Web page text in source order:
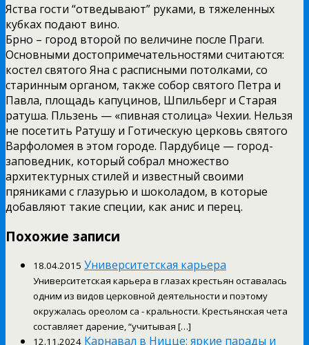
Яства гости “отведывают” руками, в тяжеленных
кубках подают вино.
Брно – город второй по величине после Праги.
Основными достопримечательностями считаются:
костел святого Яна с расписными потолками, со
старинным органом, также собор святого Петра и
Павла, площадь капуцинов, Шпильберг и Старая
ратуша. Пльзень — «пивная столица» Чехии. Нельзя
не посетить Ратушу и Готическую церковь святого
Варфоломея в этом городе. Пардубице — город-
заповедник, который собрал множество
архитектурных стилей и известный своими
пряниками с глазурью и шоколадом, в которые
добавляют такие специи, как анис и перец.
Похожие записи
18.04.2015 Университетская карьера
Университетская карьера в глазах крестьян оставалась
одним из видов церковной деятельности и поэтому
окружалась ореолом са - кральности. Крестьянская чета
составляет дарение, “учитывая […]
12.11.2024 Карнавал в Ницце: яркие парады и